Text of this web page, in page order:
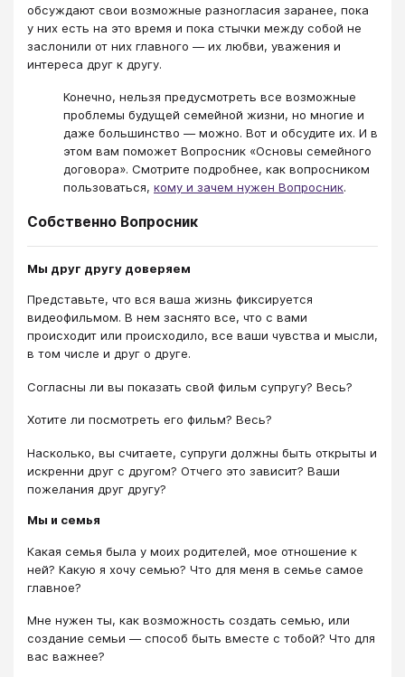
обсуждают свои возможные разногласия заранее, пока
у них есть на это время и пока стычки между собой не
заслонили от них главного — их любви, уважения и
интереса друг к другу.
Конечно, нельзя предусмотреть все возможные
проблемы будущей семейной жизни, но многие и
даже большинство — можно. Вот и обсудите их. И в
этом вам поможет Вопросник «Основы семейного
договора». Смотрите подробнее, как вопросником
пользоваться, кому и зачем нужен Вопросник.
Собственно Вопросник
Мы друг другу доверяем
Представьте, что вся ваша жизнь фиксируется
видеофильмом. В нем заснято все, что с вами
происходит или происходило, все ваши чувства и мысли,
в том числе и друг о друге.
Согласны ли вы показать свой фильм супругу? Весь?
Хотите ли посмотреть его фильм? Весь?
Насколько, вы считаете, супруги должны быть открыты и
искренни друг с другом? Отчего это зависит? Ваши
пожелания друг другу?
Мы и семья
Какая семья была у моих родителей, мое отношение к
ней? Какую я хочу семью? Что для меня в семье самое
главное?
Мне нужен ты, как возможность создать семью, или
создание семьи — способ быть вместе с тобой? Что для
вас важнее?